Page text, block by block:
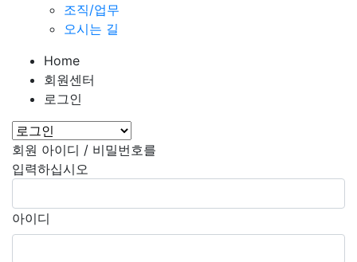
조직/업무
오시는 길
Home
회원센터
로그인
회원 아이디 / 비밀번호를
입력하십시오
아이디